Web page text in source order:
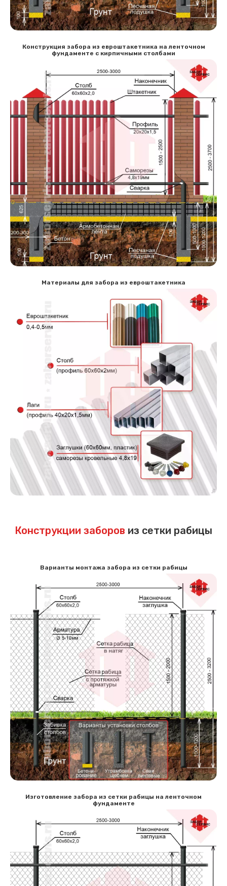
Конструкция забора из евроштакетника на ленточном
фундаменте с кирпичными столбами
Материалы для забора из евроштакетника
Конструкции заборов из сетки рабицы
Варианты монтажа забора из сетки рабицы
Изготовление забора из сетки рабицы на ленточном
фундаменте